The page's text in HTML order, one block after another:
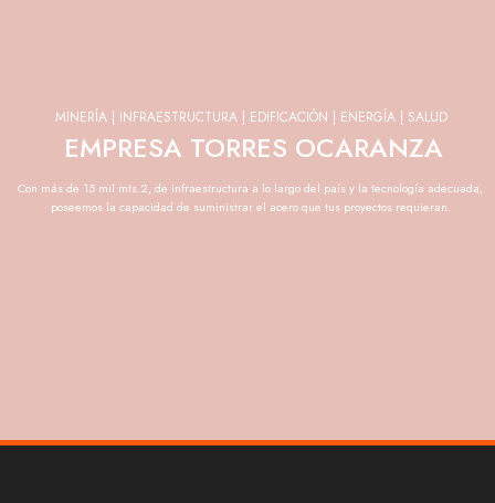
MINERÍA | INFRAESTRUCTURA | EDIFICACIÓN | ENERGÍA | SALUD
EMPRESA TORRES OCARANZA
Con más de 15 mil mts.2, de infraestructura a lo largo del país y la tecnología adecuada,
poseemos la capacidad de suministrar el acero que tus proyectos requieran.